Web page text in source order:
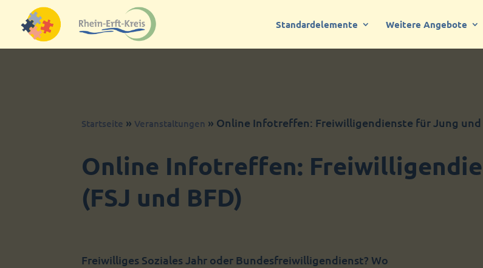
Skip to content
Standardelemente Weitere Angebote
Startseite »Veranstaltungen » Online Infotreffen: Freiwilligendienste für Jung und
Online Infotreffen:
(FSJ und BFD)
Freiwilliges Soziales Jahr oder Bundesfreiwilligendienst? Wo